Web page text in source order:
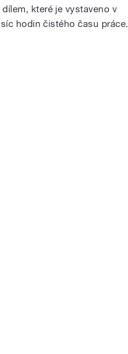
které je vystaveno v
hodin čistého času práce.